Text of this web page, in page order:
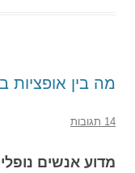
מה בין אופציות
14 תגובות
מדוע אנשים